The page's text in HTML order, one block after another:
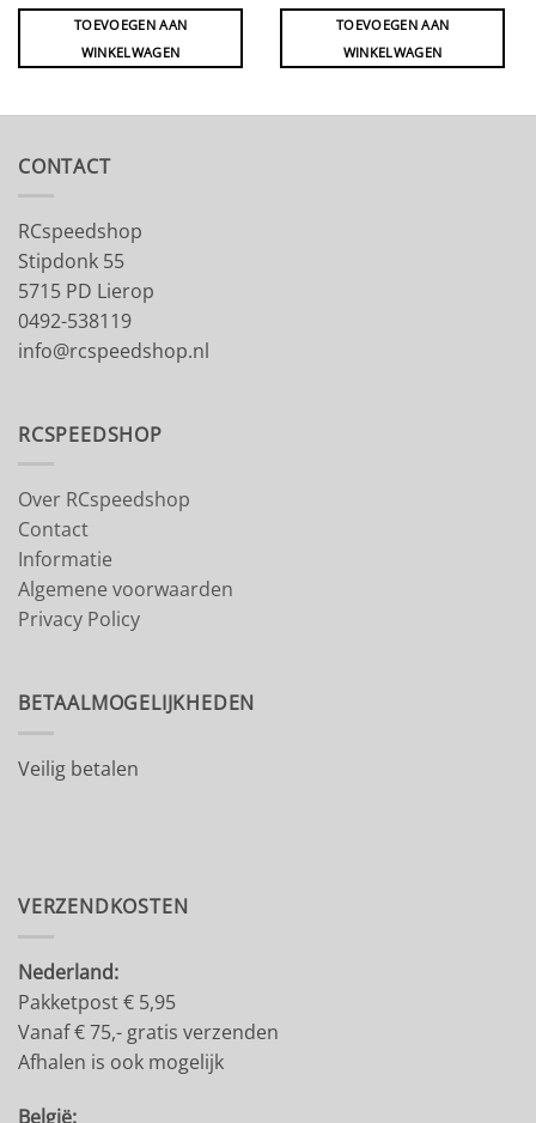
TOEVOEGEN AAN
WINKELWAGEN
TOEVOEGEN AAN
WINKELWAGEN
CONTACT
RCspeedshop
Stipdonk 55
5715 PD Lierop
0492-538119
info@rcspeedshop.nl
RCSPEEDSHOP
Over RCspeedshop
Contact
Informatie
Algemene voorwaarden
Privacy Policy
BETAALMOGELIJKHEDEN
Veilig betalen
VERZENDKOSTEN
Nederland:
Pakketpost € 5,95
Vanaf € 75,- gratis verzenden
Afhalen is ook mogelijk
België: